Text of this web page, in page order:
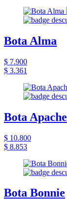
Bota Alma
$ 7.900
$ 3.361
Bota Apache
$ 10.800
$ 8.853
Bota Bonnie